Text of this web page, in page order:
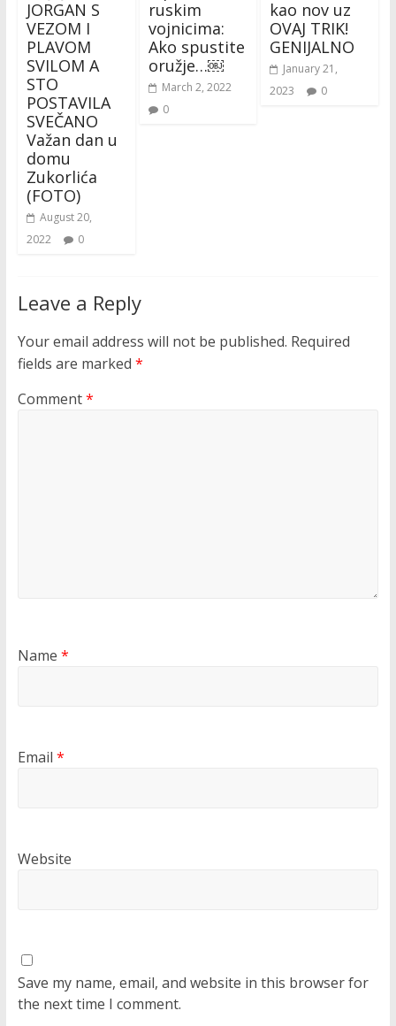
JORGAN S
VEZOM I
PLAVOM
SVILOM A
STO
POSTAVILA
SVEČANO
Važan dan u
domu
Zukorlića
(FOTO)
August 20,
2022
0
ruskim
vojnicima:
Ako spustite
oružje…￼
March 2, 2022
0
kao nov uz
OVAJ TRIK!
GENIJALNO
January 21,
2023
0
Leave a Reply
Your email address will not be published. Required
fields are marked *
Comment*
Name *
Email *
Website
Save my name, email, and website in this browser for
the next time I comment.